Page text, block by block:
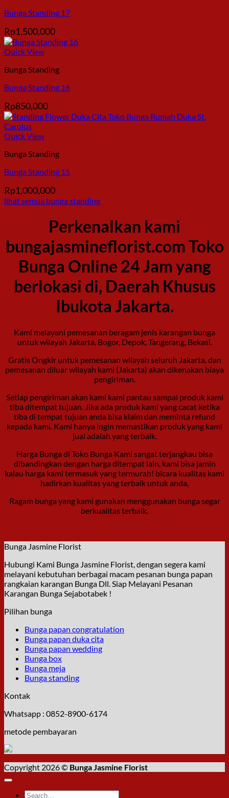
Bunga Standing 17
Rp1,500,000
Quick View
Bunga Standing
Bunga Standing 16
Rp850,000
Quick View
Bunga Standing
Bunga Standing 15
Rp1,000,000
lihat semua bunga standing
Perkenalkan kami
bungajasmineflorist.com Toko
Bunga Online 24 Jam yang
berlokasi di, Daerah Khusus
Ibukota Jakarta.
Kami melayani pemesanan beragam jenis karangan bunga
untuk wilayah Jakarta, Bogor, Depok, Tangerang, Bekasi.
Gratis Ongkir untuk pemesanan wilayah seluruh Jakarta, dan
pemesanan diluar wilayah kami (Jakarta) akan dikenakan biaya
pengiriman.
Setiap pengiriman akan kami kami pantau sampai produk kami
tiba ditempat tujuan. Jika ada produk kami yang cacat ketika
tiba di tempat tujuan anda bisa klaim dan meminta refund
kepada kami. Kami hanya ingin memastikan produk yang kami
jual adalah yang terbaik.
Harga Bunga di Toko Bunga Kami sangat terjangkau bisa
dibandingkan dengan harga ditempat lain, kami bisa jamin
kalau harga kami termasuk yang termurah! bicara kualitas kami
hadirkan kualitas yang terbaik untuk anda,
Ragam bunga yang kami gunakan menggunakan bunga segar
berkualitas terbaik.
Bunga Jasmine Florist
Hubungi Kami Bunga Jasmine Florist, dengan segera kami
melayani kebutuhan berbagai macam pesanan bunga papan
rangkaian karangan Bunga Dll. Siap Melayani Pesanan
Karangan Bunga Sejabotabek !
Pilihan bunga
Bunga papan congratulation
Bunga papan duka cita
Bunga papan wedding
Bunga box
Bunga meja
Bunga standing
Kontak
Whatsapp : 0852-8900-6174
metode pembayaran
Copyright 2026 © Bunga Jasmine Florist
Search